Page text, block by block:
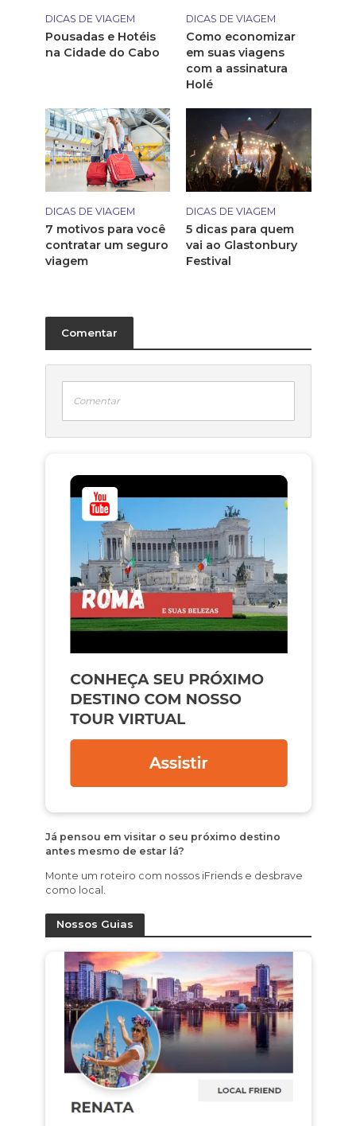
DICAS DE VIAGEM
Pousadas e Hotéis
na Cidade do Cabo
DICAS DE VIAGEM
Como economizar
em suas viagens
com a assinatura
Holé
DICAS DE VIAGEM
7 motivos para você
contratar um seguro
viagem
DICAS DE VIAGEM
5 dicas para quem
vai ao Glastonbury
Festival
Comentar
Comentar
Já pensou em visitar o seu próximo destino
antes mesmo de estar lá?
Monte um roteiro com nossos iFriends e desbrave
como local.
Nossos Guias